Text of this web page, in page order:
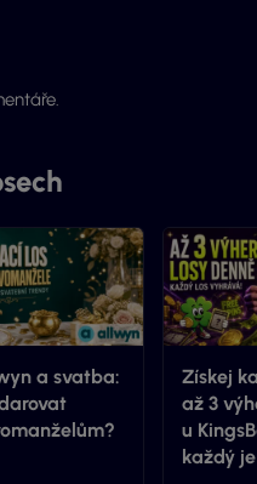
a svatba:
Získej
až 3
u
každý